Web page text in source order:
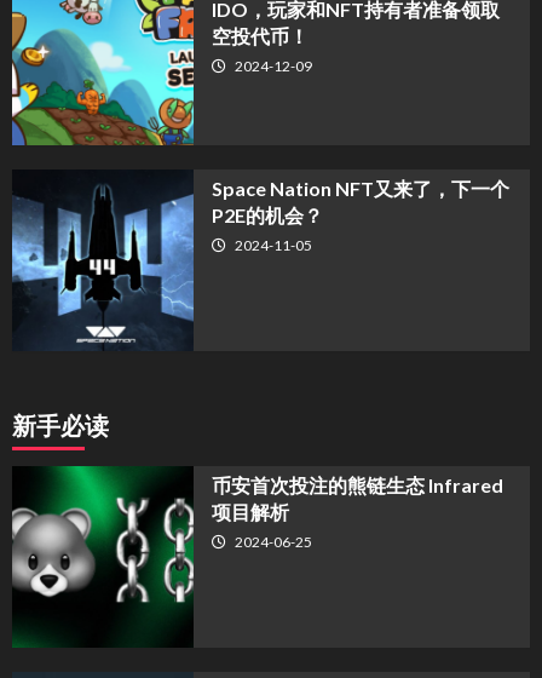
IDO，玩家和NFT持有者准备领取
空投代币！
2024-12-09
Space Nation NFT又来了，下一个
P2E的机会？
2024-11-05
新手必读
币安首次投注的熊链生态 Infrared
项目解析
2024-06-25